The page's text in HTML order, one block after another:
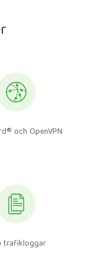
och OpenVPN
trafikloggar